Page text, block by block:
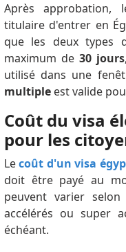
Après approbation,
titulaire d'entrer en
que les deux types
maximum de 30 jours
utilisé dans une
multipleest valide
Coût du visa
pour les
Lecoût d'un visa
doit être payé au
peuvent varier
accélérés ou super
échéant.